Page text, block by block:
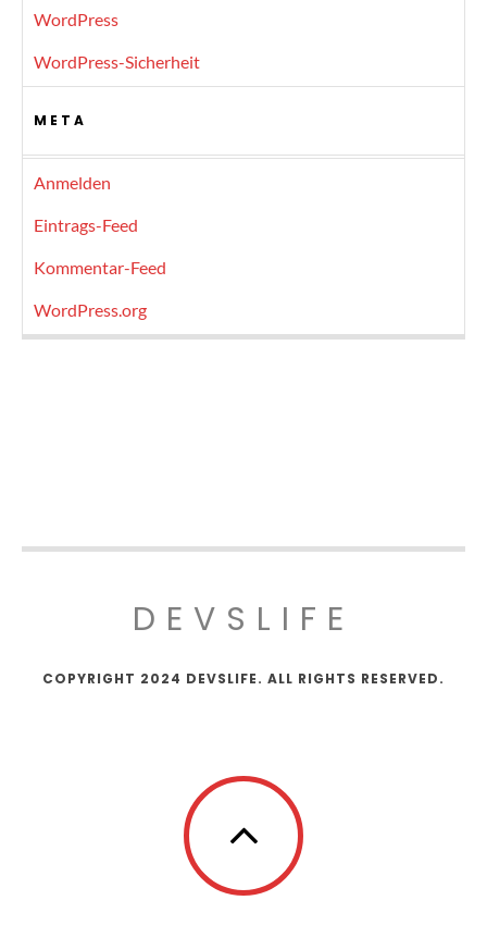
WordPress
WordPress-Sicherheit
META
Anmelden
Eintrags-Feed
Kommentar-Feed
WordPress.org
DEVSLIFE
COPYRIGHT 2024 DEVSLIFE. ALL RIGHTS RESERVED.